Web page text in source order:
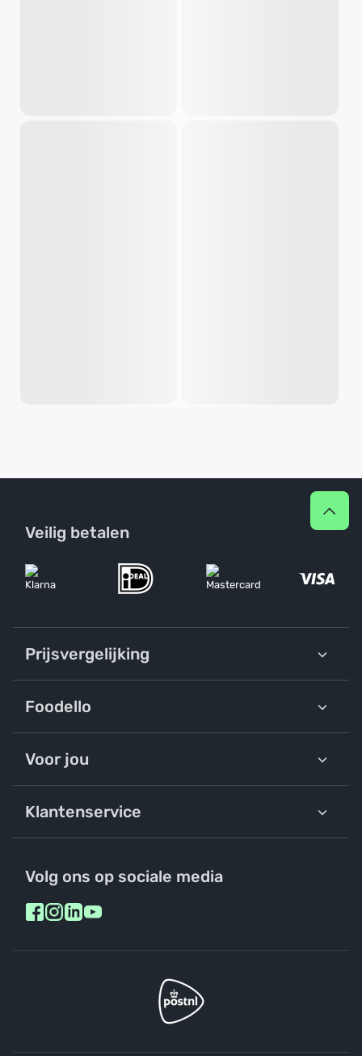
Veilig betalen
Prijsvergelijking
Foodello
Voor jou
Klantenservice
Volg ons op sociale media